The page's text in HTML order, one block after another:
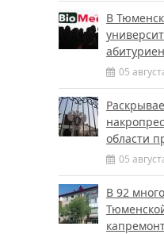
В
05
области
05
В 92